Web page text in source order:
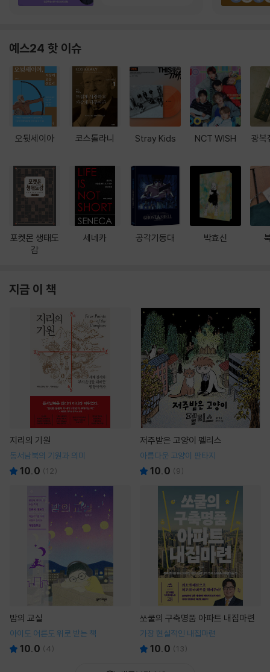
예스24 핫 이슈
오뒷세이아
포켓몬 생태도
감
코스톨라니
세네카
Stray Kids
공각기동대
NCT WISH
박효신
광복
지금 이 책
지리의 기원
동서남북의 기원과 의미
10.0 (12)
저주받은 고양이 펠리스
아름다운 고양이 판타지
10.0 (9)
밤의 교실
아이도 어른도 위로 받는 책
10.0 (4)
쏘쿨의 구축명품 아파트 내집마련
가장 현실적인 내집마련
10.0 (13)